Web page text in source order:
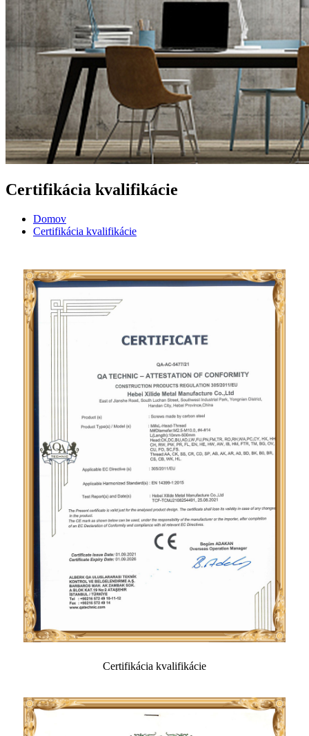
Certifikácia kvalifikácie
Domov
Certifikácia kvalifikácie
Certifikácia kvalifikácie